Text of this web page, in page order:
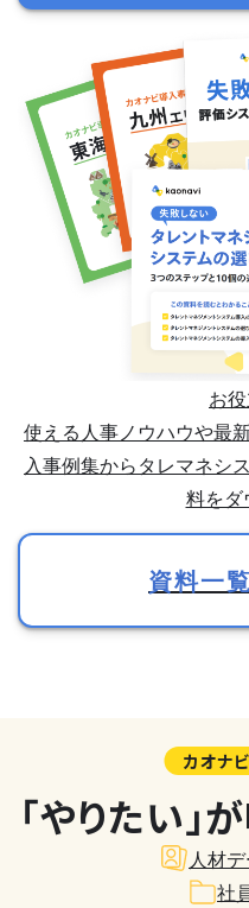
お
使える人事ノウハウや最
入事例集からタレマネシ
料をダ
資料一
カオナ
「やりたい」
人材
社